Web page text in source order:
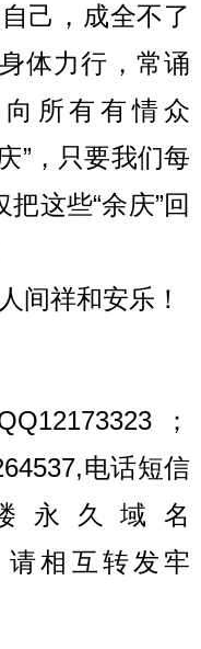
己，成全不了
体力行，常诵
所有有情众
”，只要我们每
这些“余庆”回
和安乐！
；
电话短信
楼永久域名
请相互转发牢